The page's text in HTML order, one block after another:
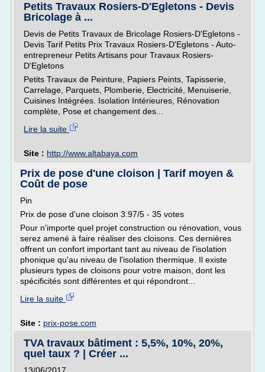
Petits Travaux Rosiers-D'Egletons - Devis
Bricolage à ...
Devis de Petits Travaux de Bricolage Rosiers-D'Egletons -
Devis Tarif Petits Prix Travaux Rosiers-D'Egletons - Auto-
entrepreneur Petits Artisans pour Travaux Rosiers-
D'Egletons
Petits Travaux de Peinture, Papiers Peints, Tapisserie,
Carrelage, Parquets, Plomberie, Electricité, Menuiserie,
Cuisines Intégrées. Isolation Intérieures, Rénovation
complète, Pose et changement des...
Lire la suite
Site : http://www.altabaya.com
Prix de pose d'une cloison | Tarif moyen &
Coût de pose
Pin
Prix de pose d'une cloison 3.97/5 - 35 votes
Pour n'importe quel projet construction ou rénovation, vous
serez amené à faire réaliser des cloisons. Ces dernières
offrent un confort important tant au niveau de l'isolation
phonique qu'au niveau de l'isolation thermique. Il existe
plusieurs types de cloisons pour votre maison, dont les
spécificités sont différentes et qui répondront...
Lire la suite
Site : prix-pose.com
TVA travaux bâtiment : 5,5%, 10%, 20%,
quel taux ? | Créer ...